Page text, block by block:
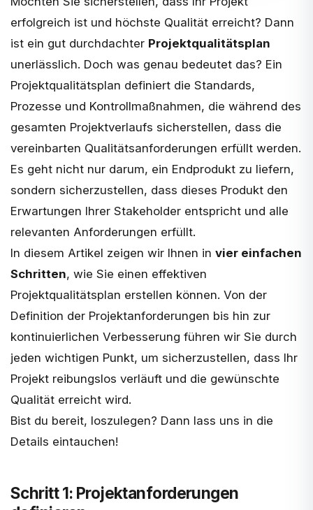
erfolgreich ist und höchste Qualität erreicht? Dann
ist ein gut durchdachter Projektqualitätsplan
unerlässlich. Doch was genau bedeutet das? Ein
Projektqualitätsplan definiert die Standards,
Prozesse und Kontrollmaßnahmen, die während des
gesamten Projektverlaufs sicherstellen, dass die
vereinbarten Qualitätsanforderungen erfüllt werden.
Es geht nicht nur darum, ein Endprodukt zu liefern,
sondern sicherzustellen, dass dieses Produkt den
Erwartungen Ihrer Stakeholder entspricht und alle
relevanten Anforderungen erfüllt.
In diesem Artikel zeigen wir Ihnen in vier einfachen
Schritten, wie Sie einen effektiven
Projektqualitätsplan erstellen können. Von der
Definition der Projektanforderungen bis hin zur
kontinuierlichen Verbesserung führen wir Sie durch
jeden wichtigen Punkt, um sicherzustellen, dass Ihr
Projekt reibungslos verläuft und die gewünschte
Qualität erreicht wird.
Bist du bereit, loszulegen? Dann lass uns in die
Details eintauchen!
Schritt 1: Projektanforderungen